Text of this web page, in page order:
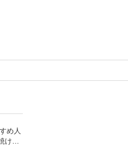
め人
け対